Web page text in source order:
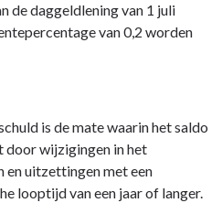
de daggeldlening van 1 juli
van 0,2 worden
is de mate waarin het saldo
door wijzigingen in het
en uitzettingen met een
looptijd van een jaar of langer.